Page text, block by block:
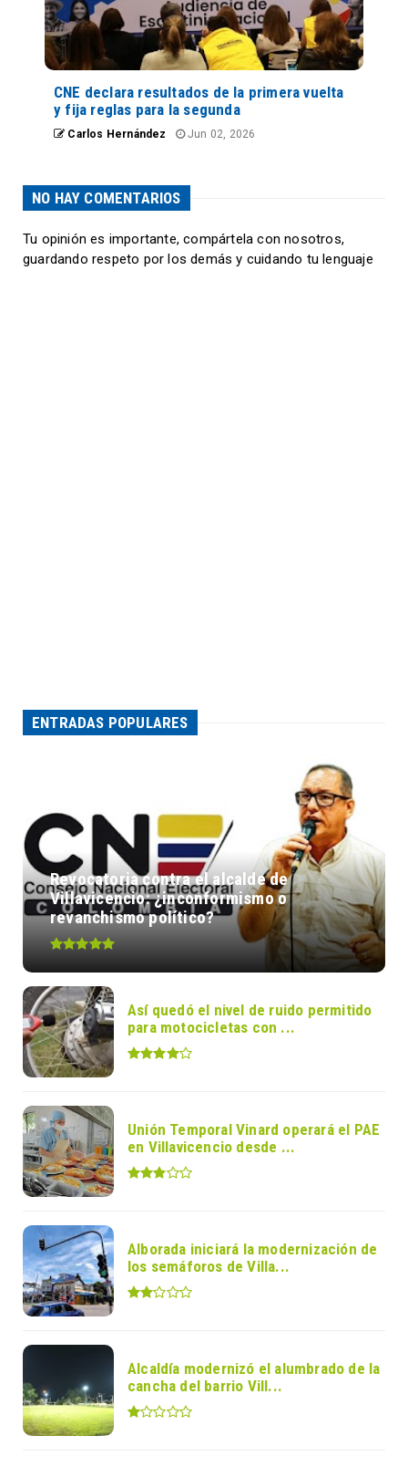
CNE declara resultados de la primera vuelta
y fija reglas para la segunda
Carlos Hernández Jun 02, 2026
NO HAY COMENTARIOS
Tu opinión es importante, compártela con nosotros,
guardando respeto por los demás y cuidando tu lenguaje
ENTRADAS POPULARES
Revocatoria contra el alcalde de
Villavicencio: ¿inconformismo o
revanchismo político?
Así quedó el nivel de ruido permitido
para motocicletas con ...
Unión Temporal Vinard operará el PAE
en Villavicencio desde ...
Alborada iniciará la modernización de
los semáforos de Villa...
Alcaldía modernizó el alumbrado de la
cancha del barrio Vill...